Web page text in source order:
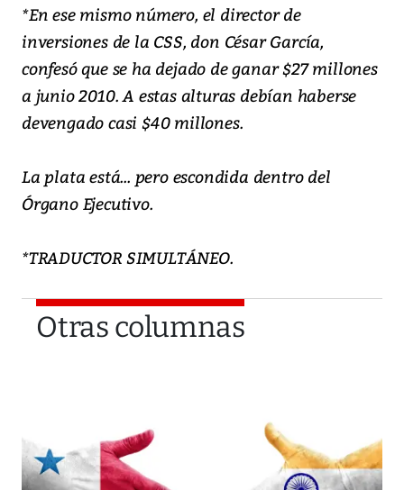
*En ese mismo número, el director de
inversiones de la CSS, don César García,
confesó que se ha dejado de ganar $27 millones
a junio 2010. A estas alturas debían haberse
devengado casi $40 millones.
La plata está... pero escondida dentro del
Órgano Ejecutivo.
*TRADUCTOR SIMULTÁNEO.
Otras columnas